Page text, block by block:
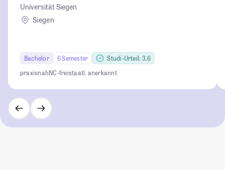
Universität Siegen
Siegen
Bachelor 6 Semester
Studi-Urteil: 3.6
praxisnahNC-freistaatl. anerkannt